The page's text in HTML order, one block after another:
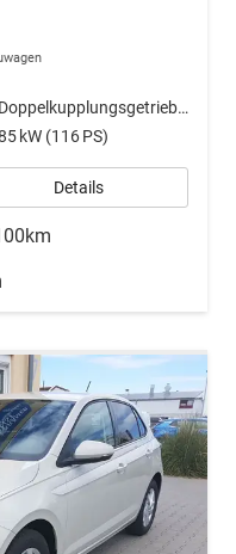
Doppelkupplungsgetriebe (DSG)
kW (116 PS)
Details